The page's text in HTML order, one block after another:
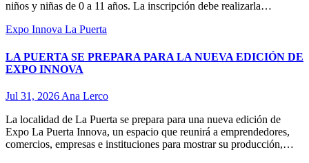
niños y niñas de 0 a 11 años. La inscripción debe realizarla…
Expo Innova La Puerta
LA PUERTA SE PREPARA PARA LA NUEVA EDICIÓN DE
EXPO INNOVA
Jul 31, 2026 Ana Lerco
La localidad de La Puerta se prepara para una nueva edición de
Expo La Puerta Innova, un espacio que reunirá a emprendedores,
comercios, empresas e instituciones para mostrar su producción,…